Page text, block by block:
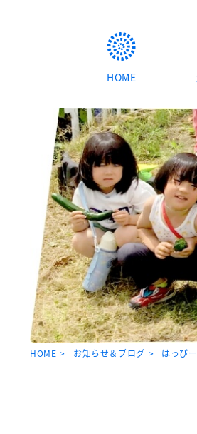
HOME
HOME お知らせ＆ブログ はっぴ